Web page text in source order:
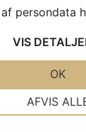
i følge med
danse,
persondata
VIS
AFVIS
OK